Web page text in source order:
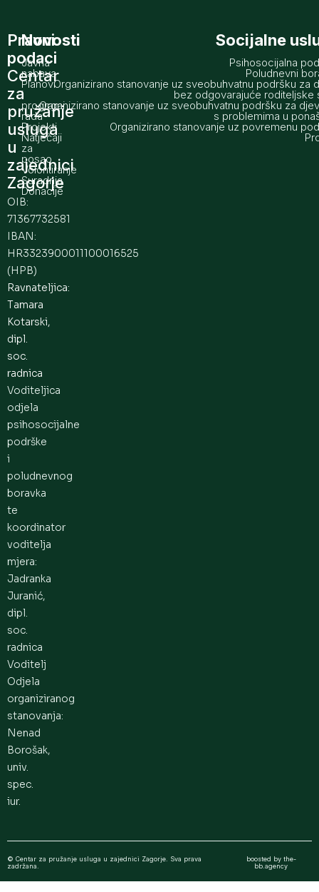
Pravni
podaci
Centar
za
pružanje
usluga
u
zajednici
Zagorje
OIB:
71367732581
IBAN:
HR3323900011100016525
(HPB)
Ravnateljica:
Tamara
Kotarski,
dipl.
soc.
radnica
Voditeljica
odjela
psihosocijalne
podrške
i
poludnevnog
boravka
te
koordinator
voditelja
mjera:
Jadranka
Juranić,
dipl.
soc.
radnica
Voditelj
Odjela
organiziranog
stanovanja:
Nenad
Borošak,
univ.
spec.
iur.
Novosti
Javna
nabava
Planovi
i
programi
rada
Projekti
Natječaji
za
posao
Volontiranje
Suradnja
Donacije
Socijalne
Psihosocijalna
Poludnevni
Organizirano stanovanje uz sveobuhvatnu podršku za
bez odgovarajuće roditeljske
Organizirano stanovanje uz sveobuhvatnu podršku za
s problemima u
Organizirano stanovanje uz povremenu
© Centar za pružanje usluga u zajednici Zagorje. Sva prava
zadržana.
boosted by the-
bb.agency